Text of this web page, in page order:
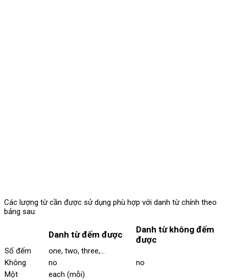
Các lượng từ cần được sử dụng phù hợp với danh từ chính theo
bảng sau:
Danh từ đếm được
Danh từ không đếm
được
Số đếm
one, two, three,…
Không
no
no
Một
each (mỗi)